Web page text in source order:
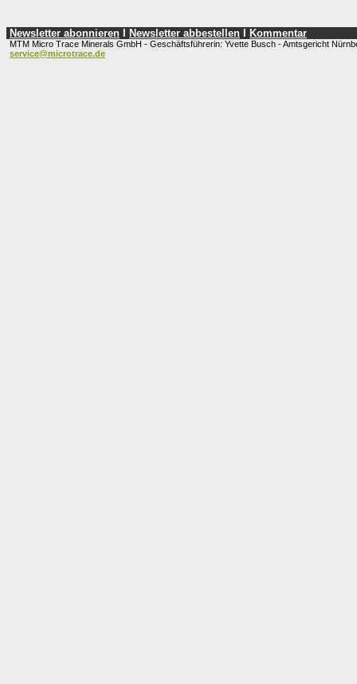
Newsletter abonnieren Newsletter abbestellen Kommentar
MTM Micro Trace Minerals GmbH - Geschäftsführerin: Yvette Busch - Amtsgericht
service@microtrace.de